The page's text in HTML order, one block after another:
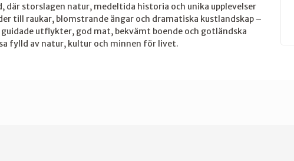
där storslagen natur, medeltida historia och unika upplevelser
till raukar, blomstrande ängar och dramatiska kustlandskap –
utflykter, god mat, bekvämt boende och gotländska
fylld av natur, kultur och minnen för livet.